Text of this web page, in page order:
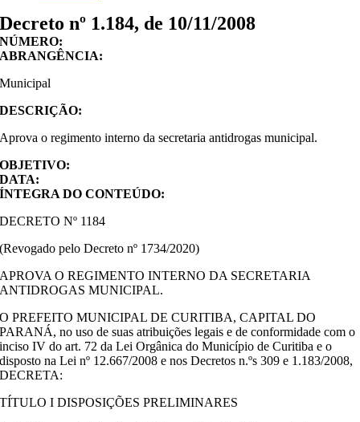
Decreto nº 1.184, de 10/11/2008
NÚMERO:
ABRANGÊNCIA:
Municipal
DESCRIÇÃO:
Aprova o regimento interno da secretaria antidrogas municipal.
OBJETIVO:
DATA:
ÍNTEGRA DO CONTEÚDO:
DECRETO Nº 1184
(Revogado pelo Decreto nº 1734/2020)
APROVA O REGIMENTO INTERNO DA SECRETARIA
ANTIDROGAS MUNICIPAL.
O PREFEITO MUNICIPAL DE CURITIBA, CAPITAL DO
PARANÁ, no uso de suas atribuições legais e de conformidade com o
inciso IV do art. 72 da Lei Orgânica do Município de Curitiba e o
disposto na Lei nº 12.667/2008 e nos Decretos n.ºs 309 e 1.183/2008,
DECRETA:
TÍTULO I DISPOSIÇÕES PRELIMINARES